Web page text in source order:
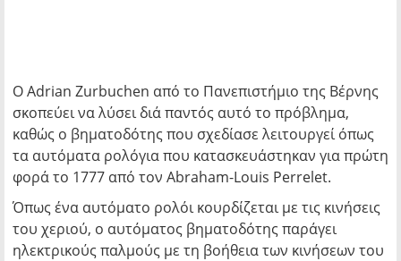
Ο Adrian Zurbuchen από το Πανεπιστήμιο της Βέρνης
σκοπεύει να λύσει διά παντός αυτό το πρόβλημα,
καθώς ο βηματοδότης που σχεδίασε λειτουργεί όπως
τα αυτόματα ρολόγια που κατασκευάστηκαν για πρώτη
φορά το 1777 από τον Abraham-Louis Perrelet.
Όπως ένα αυτόματο ρολόι κουρδίζεται με τις κινήσεις
του χεριού, ο αυτόματος βηματοδότης παράγει
ηλεκτρικούς παλμούς με τη βοήθεια των κινήσεων του